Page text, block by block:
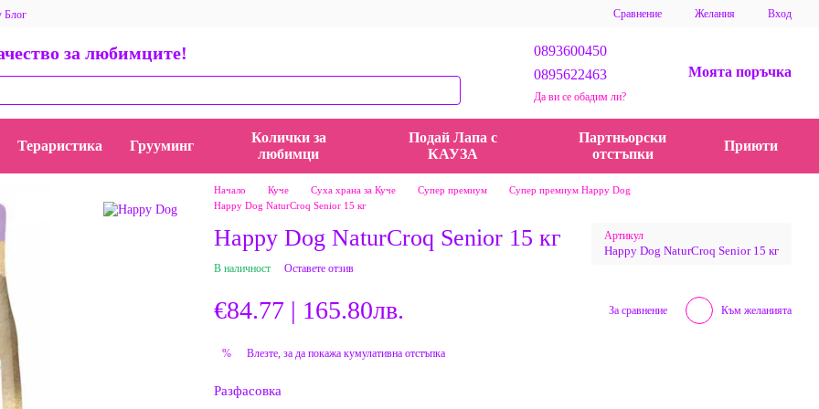
Блог
истории и идеи
AppStore BauMauZoo iOS приложение
Сравнение Желания Вход
за любимците!
0893600450
0895622463
Да ви се обадим ли?
Моята поръчка
Тераристика Грууминг
Колички за
любимци
Подай Лапа с
КАУЗА
Партньорски
отстъпки
Приюти
Начало Куче Суха храна за Куче Супер премиум
Супер премиум Happy Dog
Happy Dog NaturCroq Senior 15 кг
Happy Dog NaturCroq Senior 15 кг Артикул
Happy Dog NaturCroq Senior 15 кг
В наличност Оставете отзив
€84.77 | 165.80лв. За сравнение Към желанията
% Влезте , за да покажа кумулативна отстъпка
Разфасовка